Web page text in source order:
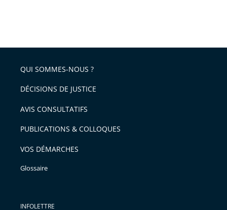
QUI SOMMES-NOUS ?
DÉCISIONS DE JUSTICE
AVIS CONSULTATIFS
PUBLICATIONS & COLLOQUES
VOS DÉMARCHES
Glossaire
INFOLETTRE